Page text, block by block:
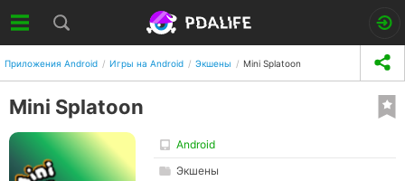
Приложения Android Игры на Android Экшены Mini Splatoon
Mini Splatoon
Android
Экшены